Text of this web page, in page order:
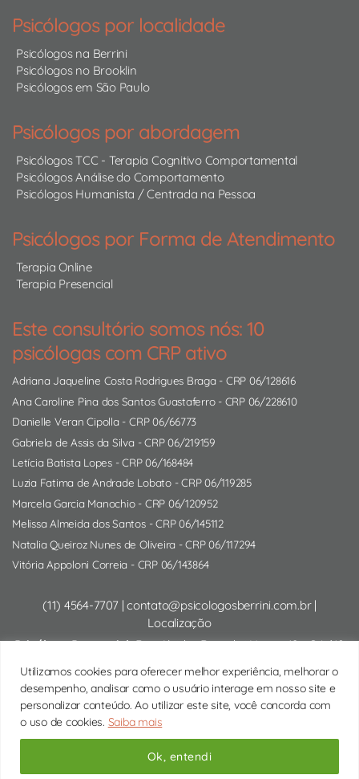
Utilizamos cookies para oferecer melhor experiência, melhorar o
desempenho, analisar como o usuário interage em nosso site e
personalizar conteúdo. Ao utilizar este site, você concorda com
o uso de cookies. Saiba mais
Ok, entendi
Psicólogos por localidade
Psicólogos na Berrini
Psicólogos no Brooklin
Psicólogos em São Paulo
Psicólogos por abordagem
Psicólogos TCC - Terapia Cognitivo Comportamental
Psicólogos Análise do Comportamento
Psicólogos Humanista / Centrada na Pessoa
Psicólogos por Forma de Atendimento
Terapia Online
Terapia Presencial
Este consultório somos nós: 10
psicólogas com CRP ativo
Adriana Jaqueline Costa Rodrigues Braga - CRP 06/128616
Ana Caroline Pina dos Santos Guastaferro- CRP 06/228610
Danielle Veran Cipolla - CRP 06/66773
Gabriela de Assis da Silva - CRP 06/219159
Letícia Batista Lopes- CRP 06/168484
Luzia Fatima de Andrade Lobato- CRP 06/119285
Marcela Garcia Manochio- CRP 06/120952
Melissa Almeida dos Santos- CRP 06/145112
Natalia Queiroz Nunes de Oliveira - CRP 06/117294
Vitória Appoloni Correia - CRP 06/143864
(11) 4564-7707 |contato@psicologosberrini.com.br|
Localização
Psicólogo Presencial:Rua Alcides Ricardini Neves, 12 - CJ 610
Maps
Psicólogo Online:Sessões de psicoterapia por videochamada
para todo o Brasil.
Copyright © 2026 Psicólogos Berrini
Subir↑